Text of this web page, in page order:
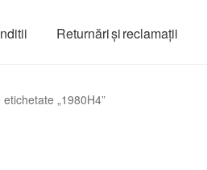
Returnări şi reclamații
„1980H4”